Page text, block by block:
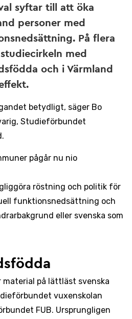
syftar till att öka
personer med
På flera
med
och i Värmland
betydligt, säger Bo
Studieförbundet
pågår nu nio
röstning och politik för
funktionsnedsättning och
eller svenska som
på lättläst svenska
vuxenskolan
FUB. Ursprungligen